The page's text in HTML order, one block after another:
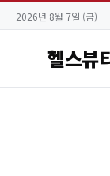
2026년 8월 7일 (금)
헬스뷰